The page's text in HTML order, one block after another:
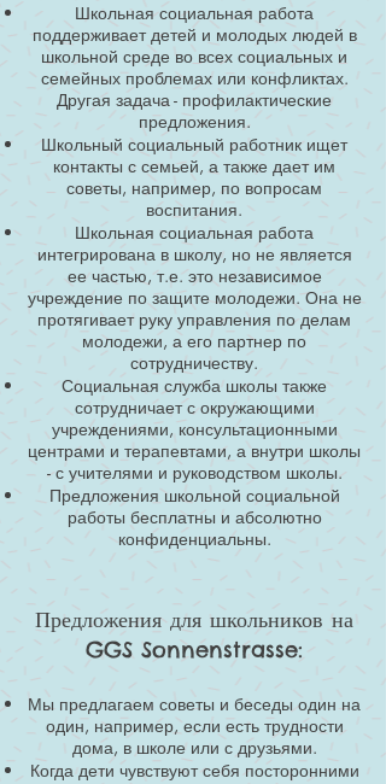
Школьная социальная работа
поддерживает детей и молодых людей в
школьной среде во всех социальных и
семейных проблемах или конфликтах.
Другая задача - профилактические
предложения.
Школьный социальный работник ищет
контакты с семьей, а также дает им
советы, например, по вопросам
воспитания.
Школьная социальная работа
интегрирована в школу, но не является
ее частью, т.е. это независимое
учреждение по защите молодежи. Она не
протягивает руку управления по делам
молодежи, а его партнер по
сотрудничеству.
Социальная служба школы также
сотрудничает с окружающими
учреждениями, консультационными
центрами и терапевтами, а внутри школы
- с учителями и руководством школы.
Предложения школьной социальной
работы бесплатны и абсолютно
конфиденциальны.
Предложения для школьников на
GGS Sonnenstrasse:
Мы предлагаем советы и беседы один на
один, например, если есть трудности
дома, в школе или с друзьями.
Когда дети чувствуют себя посторонними